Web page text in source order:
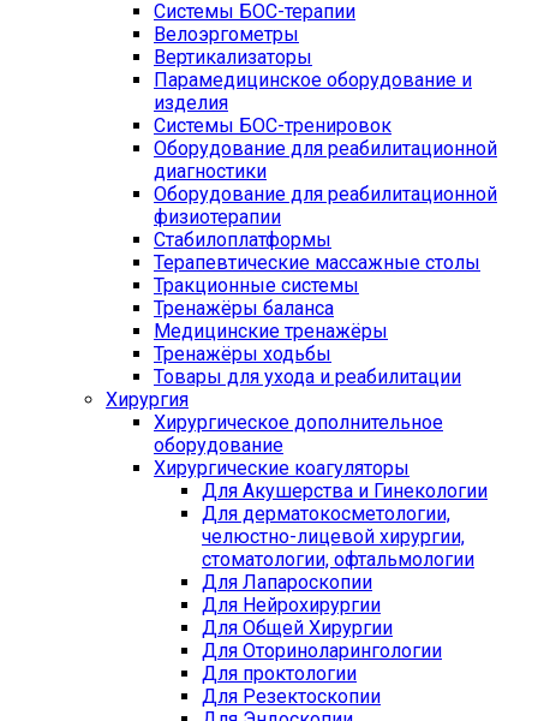
Системы БОС-терапии
Велоэргометры
Вертикализаторы
Парамедицинское оборудование и
изделия
Системы БОС-тренировок
Оборудование для реабилитационной
диагностики
Оборудование для реабилитационной
физиотерапии
Стабилоплатформы
Терапевтические массажные столы
Тракционные системы
Тренажёры баланса
Медицинские тренажёры
Тренажёры ходьбы
Товары для ухода и реабилитации
Хирургия
Хирургическое дополнительное
оборудование
Хирургические коагуляторы
Для Акушерства и Гинекологии
Для дерматокосметологии,
челюстно-лицевой хирургии,
стоматологии, офтальмологии
Для Лапароскопии
Для Нейрохирургии
Для Общей Хирургии
Для Оториноларингологии
Для проктологии
Для Резектоскопии